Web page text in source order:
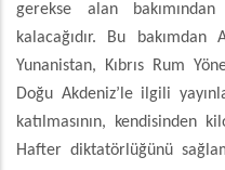
gerekse alan
kalacağıdır. Bu
Yunanistan, Kıbrıs Rum
Doğu Akdeniz’le ilgili
katılmasının, kendisinden
Hafter diktatörlüğünü